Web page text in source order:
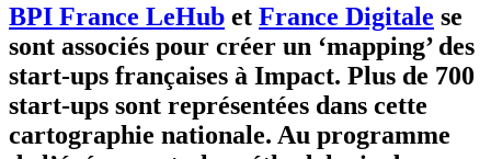
BPI France LeHub et France Digitale se
sont associés pour créer un ‘mapping’ des
start-ups françaises à Impact. Plus de 700
start-ups sont représentées dans cette
cartographie nationale. Au programme